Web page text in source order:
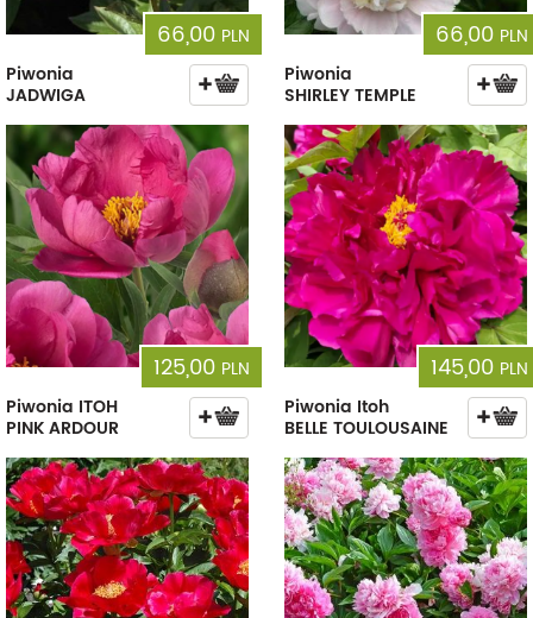
66,00 PLN
Piwonia
JADWIGA
66,00 PLN
Piwonia
SHIRLEY TEMPLE
125,00 PLN
Piwonia ITOH
PINK ARDOUR
145,00 PLN
Piwonia Itoh
BELLE TOULOUSAINE